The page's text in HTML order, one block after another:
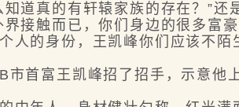
的有轩辕家族的存在？”还是
触而已，你们身边的很多富
的身份，王凯峰你们应该不陌
富王凯峰招了招手，示意他